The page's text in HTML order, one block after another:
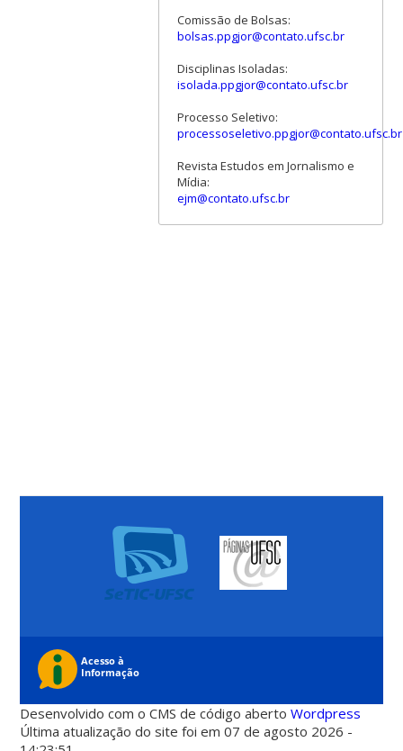
Comissão de Bolsas:
bolsas.ppgjor@contato.ufsc.br
Disciplinas Isoladas:
isolada.ppgjor@contato.ufsc.br
Processo Seletivo:
processoseletivo.ppgjor@contato.ufsc.br
Revista Estudos em Jornalismo e
Mídia:
ejm@contato.ufsc.br
Desenvolvido com o CMS de código abertoWordpress
Última atualização do site foi em 07 de agosto 2026 -